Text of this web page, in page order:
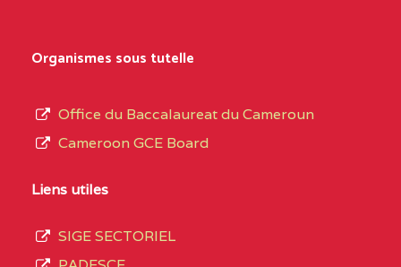
CENTRE
COLLEGE PRIVE LAIC
SAINT MICHEL
CENTRE
du
de
Organismes sous tutelle
Office du Baccalaureat du Cameroun
Cameroon GCE Board
Liens utiles
SIGE SECTORIEL